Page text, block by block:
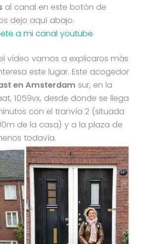
al canal en este botón de
dejo aquí abajo.
a mi canal youtube
vídeo vamos a explicaros más
este lugar. Este acogedor
en Amsterdam sur, en la
1059vx, desde donde se llega
con el tranvía 2 (situada
de la casa) y a la plaza de
todavía.